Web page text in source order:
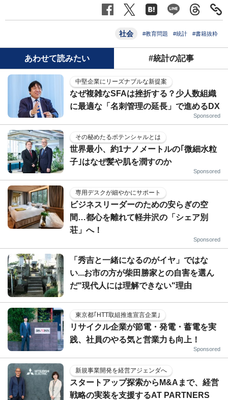
社会 #教育問題 #統計 #書籍抜粋
あわせて読みたい #統計の記事
中堅企業にリーズナブルな新提案
なぜ複雑なSFAは挫折する？少人数組織
に最適な「名刺管理の延長」で進めるDX
Sponsored
その秘めたるポテンシャルとは
世界最小、約1ナノメートルの｢微細水粒
子｣はなぜ髪や肌を潤すのか
Sponsored
専用デスクが細やかにサポート
ビジネスリーダーのための安らぎの空
間…都心を離れて軽井沢の「シェア別
荘」へ！
Sponsored
「秀吉と一緒になるのがイヤ」ではな
い...お市の方が柴田勝家との自害を選ん
だ"現代人には理解できない"理由
東京都｢HTT取組推進宣言企業｣
リサイクル企業が節電・発電・蓄電を実
践、社員のやる気と営業力も向上！
Sponsored
新規事業開発を経営アジェンダへ
スタートアップ探索からM&Aまで、経営
戦略の実装を支援するAT PARTNERS